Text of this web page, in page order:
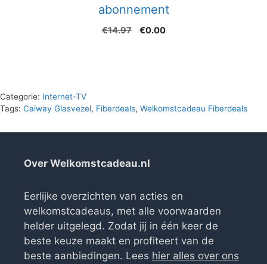
abonnement
€14.97
Oorspronkelijke
€0.00Huidige
Categorie: Internet-TV
Tags: Caiway Glasvezel, Fiberdeals, Welkomstcadeau Fiberdeals
Over Welkomstcadeau.nl
Eerlijke overzichten van acties en
welkomstcadeaus, met alle voorwaarden
helder uitgelegd. Zodat jij in één keer de
beste keuze maakt en profiteert van de
beste aanbiedingen. Lees hier alles over ons